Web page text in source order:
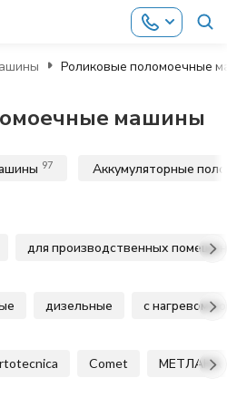
Роликовые поломоечные
машины
97 Аккумуляторные
для производственных
дизельные с нагревом
Comet МЕТЛАНА